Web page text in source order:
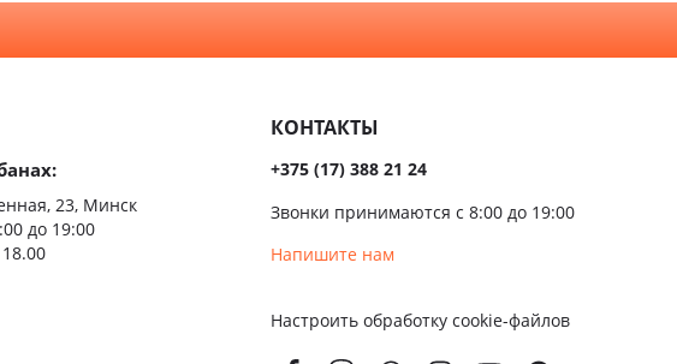
23, Минск
до 19:00
КОНТАКТЫ
+375 (17) 388 21 24
Звонки принимаются с 8:00 до 19:00
Напишите нам
Настроить обработку cookie-файлов